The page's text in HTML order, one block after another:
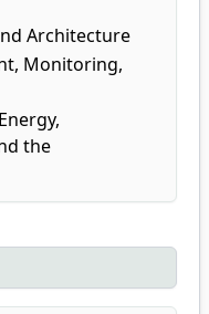
Architecture
Monitoring,
the